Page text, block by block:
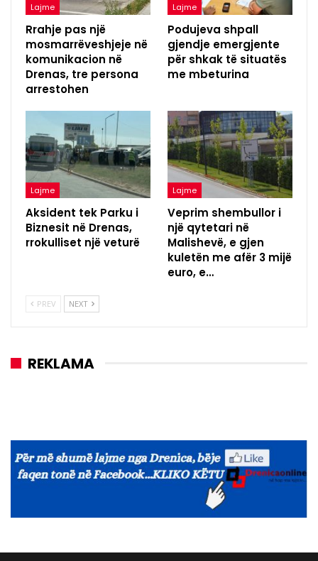
Lajme
Rrahje pas një
mosmarrëveshjeje në
komunikacion në
Drenas, tre persona
arrestohen
Lajme
Podujeva shpall
gjendje emergjente
për shkak të situatës
me mbeturina
Lajme
Aksident tek Parku i
Biznesit në Drenas,
rrokulliset një veturë
Lajme
Veprim shembullor i
një qytetari në
Malishevë, e gjen
kuletën me afër 3 mijë
euro, e…
PREV NEXT
REKLAMA